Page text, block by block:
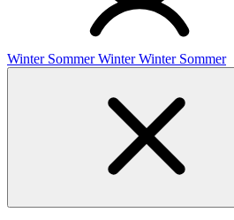
Winter Sommer Winter Winter Sommer